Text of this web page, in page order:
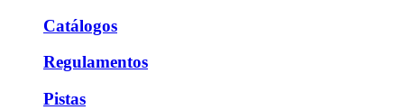
Catálogos
Regulamentos
Pistas